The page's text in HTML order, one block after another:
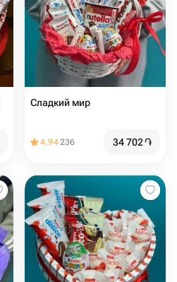
Сладкий мир️
4.94236 34 702֏